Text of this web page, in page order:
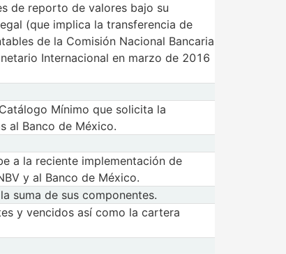
de reporto de valores bajo su
(que implica la transferencia de
de la Comisión Nacional Bancaria
Internacional en marzo de 2016
Mínimo que solicita la
al Banco de México.
a la reciente implementación de
y al Banco de México.
suma de sus componentes.
y vencidos así como la cartera